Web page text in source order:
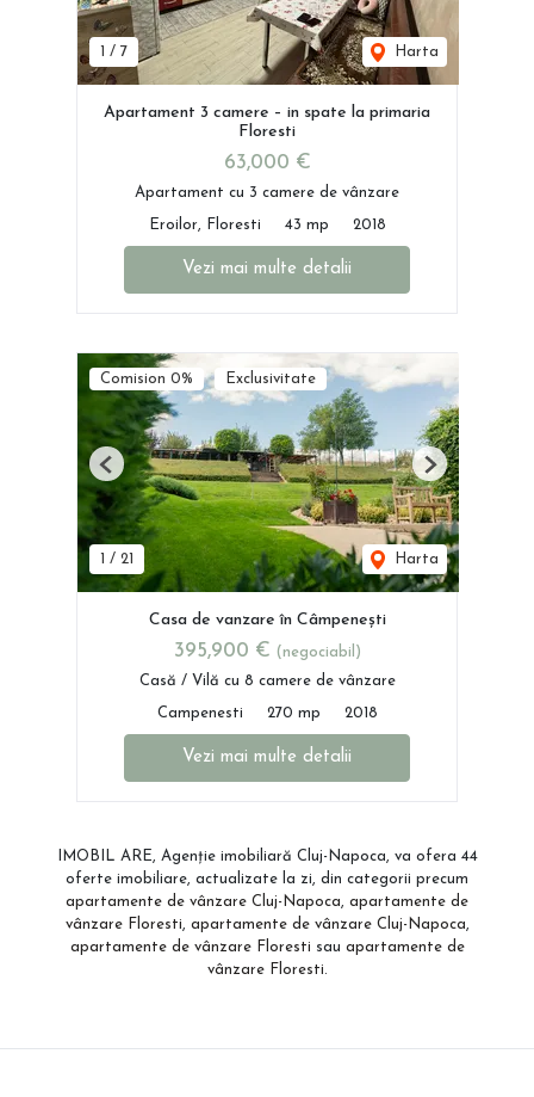
/ 7 Harta
Apartament 3 camere – in spate la primaria
Floresti
63,000 €
Apartament cu 3 camere de vânzare
Eroilor, Floresti 43 mp 2018
Vezi mai multe detalii
Comision 0% Exclusivitate
1 / 21 Harta
Previous Next
Casa de vanzare în Câmpenești
395,900 € (negociabil)
Casă / Vilă cu 8 camere de vânzare
Campenesti 270 mp 2018
Vezi mai multe detalii
IMOBIL ARE, Agenție imobiliară Cluj-Napoca, va ofera 44
oferte imobiliare, actualizate la zi, din categorii precum
apartamente de vânzare Cluj-Napoca, apartamente de
vânzare Floresti, apartamente de vânzare Cluj-Napoca,
apartamente de vânzare Floresti sau apartamente de
vânzare Floresti.